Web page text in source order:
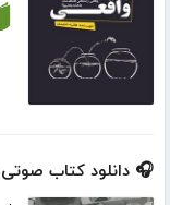
🎧 دانلود کتاب